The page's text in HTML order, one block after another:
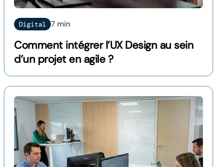
Digital 7 min
Comment intégrer l’UX Design au sein
d’un projet en agile ?